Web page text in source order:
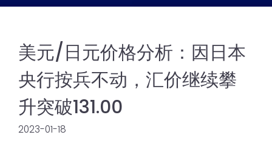
美元/日元价格分析：因日本
央行按兵不动，汇价继续攀
升突破131.00
2023-01-18